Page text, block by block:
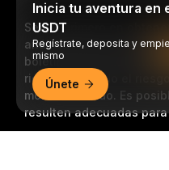
Sea el primero en
análisis del mundo
boletín.
riesgos, incluido el
monto invertido. Es
resulten adecuadas
Inicia tu aventura en
USDT
Regístrate, deposita y
mismo
Únete